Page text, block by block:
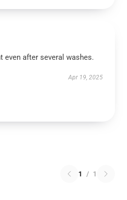
even after several washes.
Apr 19, 2025
1 / 1